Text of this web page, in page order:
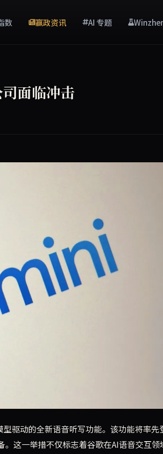
数 赢政资讯 AI 专题
面临冲击
功能将率先在三星Galaxy和谷歌Pixel
驱动的全新语音听写功能。该功能将率先
这一举措不仅标志着谷歌在AI语音交互领